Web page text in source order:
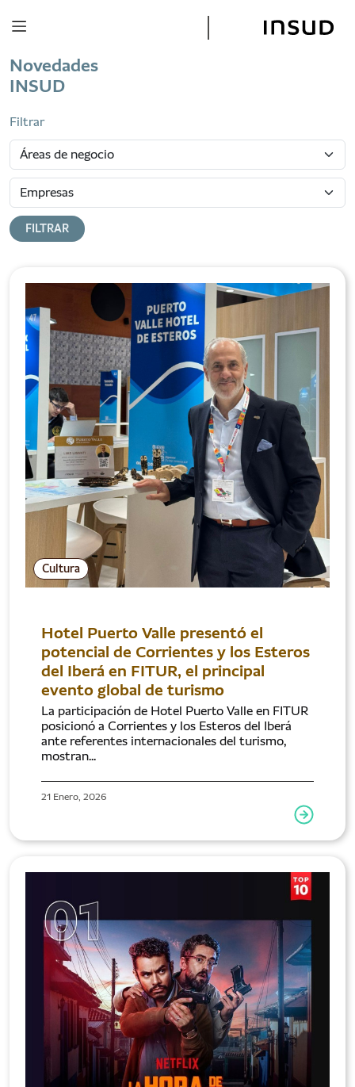
Novedades
INSUD
Filtrar
Cultura
Hotel Puerto Valle presentó el
potencial de Corrientes y los Esteros
del Iberá en FITUR, el principal
evento global de turismo
La participación de Hotel Puerto Valle en FITUR
posicionó a Corrientes y los Esteros del Iberá
ante referentes internacionales del turismo,
mostran...
21 Enero, 2026